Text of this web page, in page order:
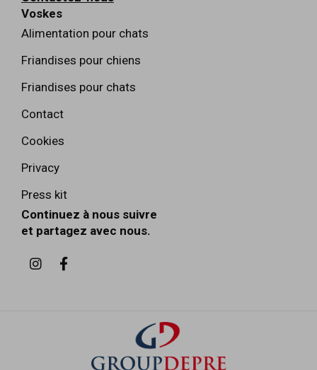
Voskes
Alimentation pour chats
Friandises pour chiens
Friandises pour chats
Contact
Cookies
Privacy
Press kit
Continuez à nous suivre
et partagez avec nous.